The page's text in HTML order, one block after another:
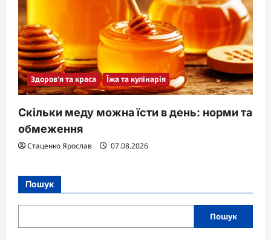
Здоров'я та краса Їжа та кулінарія
Скільки меду можна їсти в день: норми та
обмеження
Стаценко Ярослав 07.08.2026
Пошук
Пошук